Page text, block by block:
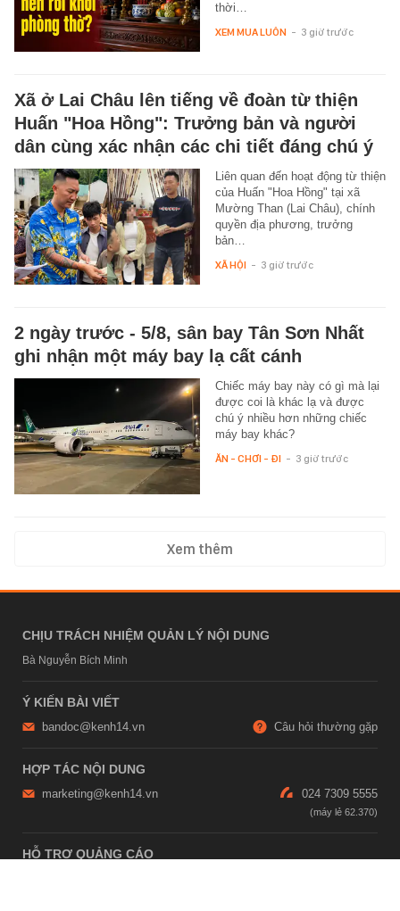
thời…
XEM MUA LUÔN - 3 giờ trước
Xã ở Lai Châu lên tiếng về đoàn từ thiện
Huấn "Hoa Hồng": Trưởng bản và người
dân cùng xác nhận các chi tiết đáng chú ý
Liên quan đến hoạt động từ thiện
của Huấn "Hoa Hồng" tại xã
Mường Than (Lai Châu), chính
quyền địa phương, trưởng
bản…
XÃ HỘI - 3 giờ trước
2 ngày trước - 5/8, sân bay Tân Sơn Nhất
ghi nhận một máy bay lạ cất cánh
Chiếc máy bay này có gì mà lại
được coi là khác lạ và được
chú ý nhiều hơn những chiếc
máy bay khác?
ĂN - CHƠI - ĐI - 3 giờ trước
Xem thêm
CHỊU TRÁCH NHIỆM QUẢN LÝ NỘI DUNG
Bà Nguyễn Bích Minh
Ý KIẾN BÀI VIẾT
bandoc@kenh14.vn Câu hỏi thường gặp
HỢP TÁC NỘI DUNG
marketing@kenh14.vn 024 7309 5555
HỖ TRỢ QUẢNG CÁO